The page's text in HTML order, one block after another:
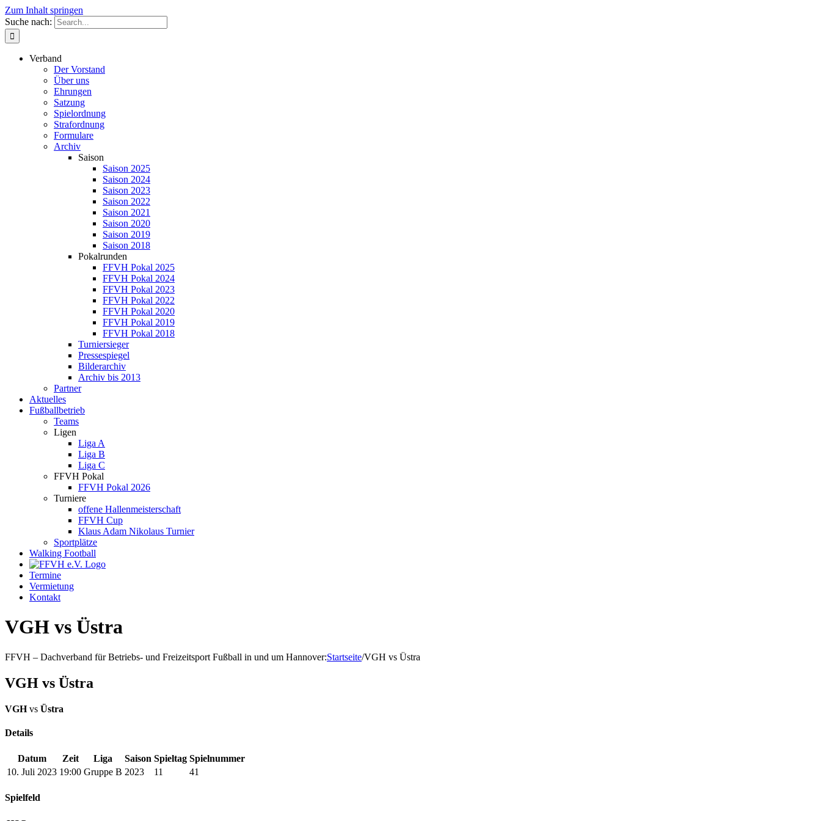
Zum Inhalt springen
Suche nach:
Verband
Der Vorstand
Über uns
Ehrungen
Satzung
Spielordnung
Strafordnung
Formulare
Archiv
Saison
Saison 2025
Saison 2024
Saison 2023
Saison 2022
Saison 2021
Saison 2020
Saison 2019
Saison 2018
Pokalrunden
FFVH Pokal 2025
FFVH Pokal 2024
FFVH Pokal 2023
FFVH Pokal 2022
FFVH Pokal 2020
FFVH Pokal 2019
FFVH Pokal 2018
Turniersieger
Pressespiegel
Bilderarchiv
Archiv bis 2013
Partner
Aktuelles
Fußballbetrieb
Teams
Ligen
Liga A
Liga B
Liga C
FFVH Pokal
FFVH Pokal 2026
Turniere
offene Hallenmeisterschaft
FFVH Cup
Klaus Adam Nikolaus Turnier
Sportplätze
Walking Football
Termine
Vermietung
Kontakt
VGH vs Üstra
FFVH – Dachverband für Betriebs- und Freizeitsport Fußball in und um Hannover:Startseite/VGH vs Üstra
VGH vs Üstra
VGH vs Üstra
Details
Datum Zeit Liga Saison Spieltag Spielnummer
10. Juli 2023 19:00 Gruppe B 2023 11 41
Spielfeld